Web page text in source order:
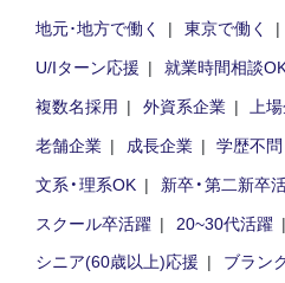
地元･地方で働く
東京で働く
U/Iターン応援
就業時間相談
複数名採用
外資系企業 上
老舗企業
成長企業 学歴不問
文系・理系OK
新卒・第二新卒
スクール卒活躍
20~30代活躍
シニア(60歳以上)応援
ブラン